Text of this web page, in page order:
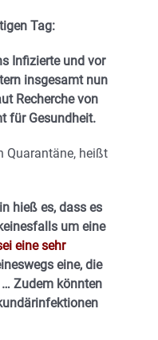
Tag:
Infizierte und vor
insgesamt nun
Recherche von
für Gesundheit.
Quarantäne, heißt
hieß es, dass es
um eine
eine sehr
eine, die
Zudem könnten